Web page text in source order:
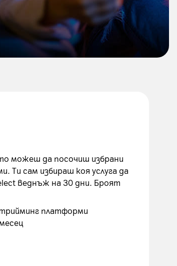
можеш да посочиш избрани
Ти сам избираш коя услуга да
веднъж на 30 дни. Броят
платформи